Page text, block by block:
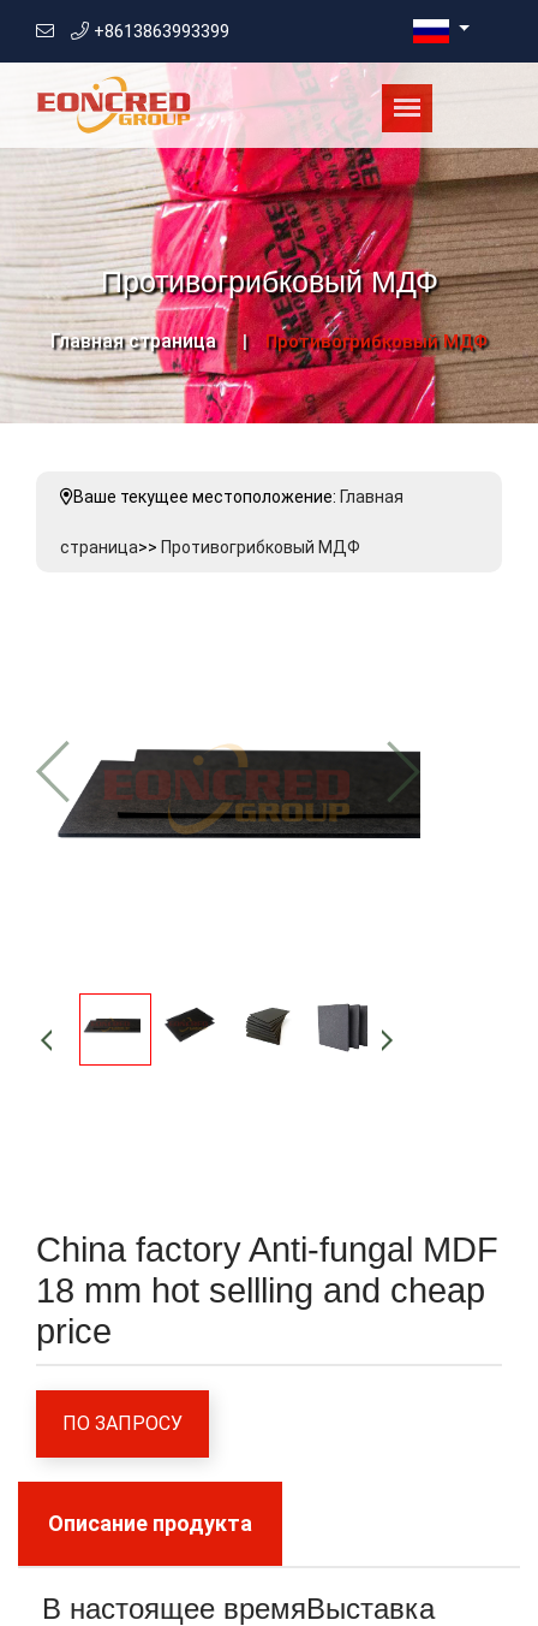
+8613863993399
Противогрибковый МДФ
Главная страница Противогрибковый МДФ
Ваше текущее местоположение: Главная
страница>> Противогрибковый МДФ
China factory Anti-fungal MDF
18 mm hot sellling and cheap
price
ПО ЗАПРОСУ
Описание продукта
В настоящее времяВыставка